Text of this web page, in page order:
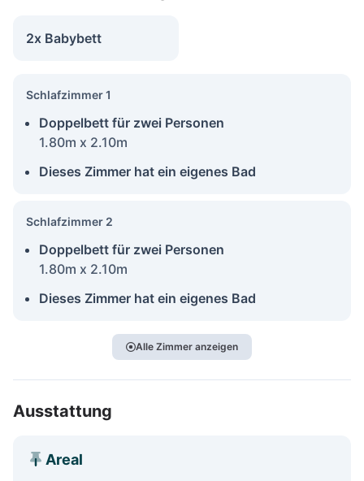
2x Babybett
Schlafzimmer 1
Doppelbett für zwei Personen
1.80m x 2.10m
Dieses Zimmer hat ein eigenes Bad
Schlafzimmer 2
Doppelbett für zwei Personen
1.80m x 2.10m
Dieses Zimmer hat ein eigenes Bad
Alle Zimmer anzeigen
Ausstattung
Areal